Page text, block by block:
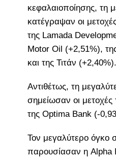
κεφαλαιοποίησης, τη
κατέγραψαν οι
της Lamada
Motor Oil (+2,51%),
και της Τιτάν (+2,40%).
Αντιθέτως, τη
σημείωσαν οι
της Optima Bank (-
Τον μεγαλύτερο όγκο
παρουσίασαν η Alpha